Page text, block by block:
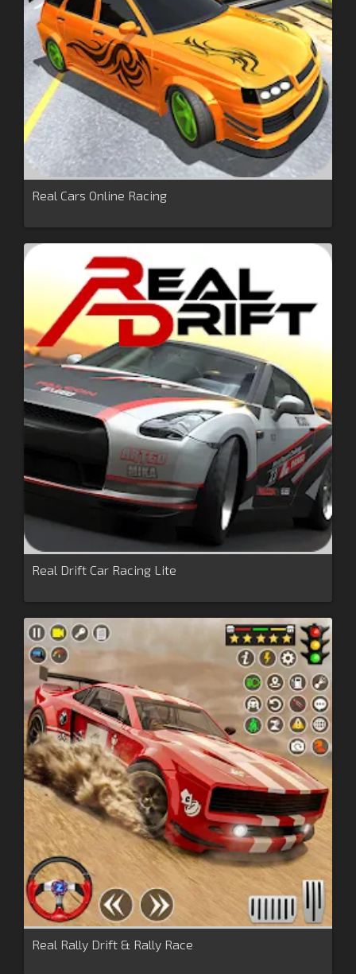
Real Cars Online Racing
Real Drift Car Racing Lite
Real Rally Drift & Rally Race